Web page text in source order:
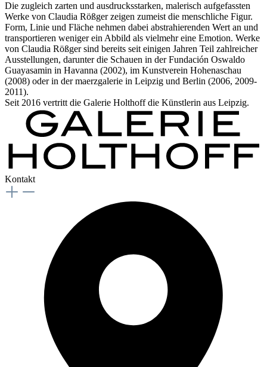
Die zugleich zarten und ausdrucksstarken, malerisch aufgefassten
Werke von Claudia Rößger zeigen zumeist die menschliche Figur.
Form, Linie und Fläche nehmen dabei abstrahierenden Wert an und
transportieren weniger ein Abbild als vielmehr eine Emotion. Werke
von Claudia Rößger sind bereits seit einigen Jahren Teil zahlreicher
Ausstellungen, darunter die Schauen in der Fundación Oswaldo
Guayasamin in Havanna (2002), im Kunstverein Hohenaschau
(2008) oder in der maerzgalerie in Leipzig und Berlin (2006, 2009-
2011).
Seit 2016 vertritt die Galerie Holthoff die Künstlerin aus Leipzig.
Kontakt